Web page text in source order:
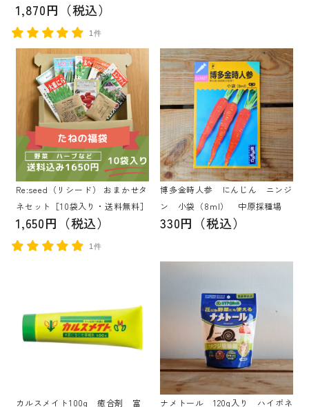
1,870円（税込）
1件
Re:seed（リシード） おまかせタ
ネセット［10袋入り・送料無料］
1,650円（税込）
1件
博多金時人参 にんじん ニンジ
ン 小袋（8ml） 中原採種場
330円（税込）
カルスメイト100g 癒合剤 富
ナメトール 120g入り ハイポネ